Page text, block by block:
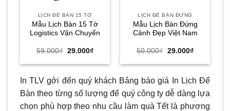
LỊCH ĐỂ BÀN 15 TỜ
Mẫu Lịch Bàn 15 Tờ
Logistics Vận Chuyển
59.000₫ Giá
là:
29.000₫Giá
tại
29.000₫.
LỊCH ĐỂ BÀN ĐỨNG
Mẫu Lịch Bàn Đứng
Cảnh Đẹp Việt Nam
50.000₫ Giá
là:
29.000₫Giá
tại
29.000₫.
In TLV gởi đến quý khách Bảng báo giá In Lịch Để
Bàn theo từng số lượng để quý công ty dễ dàng lựa
chọn phù hợp theo nhu cầu làm quà Tết là phương